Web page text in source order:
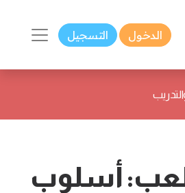
الدخول التسجيل
أسلوب